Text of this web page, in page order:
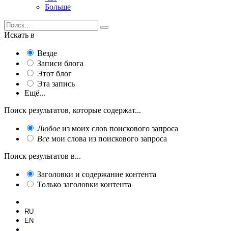
Больше
Искать в
Везде
Записи блога
Этот блог
Эта запись
Ещё...
Поиск результатов, которые содержат...
Любое из моих слов поискового запроса
Все мои слова из поискового запроса
Поиск результатов в...
Заголовки и содержание контента
Только заголовки контента
RU
EN